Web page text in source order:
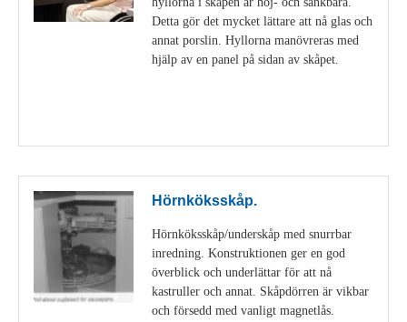
Detta gör det mycket lättare att nå glas och
annat porslin. Hyllorna manövreras med
hjälp av en panel på sidan av skåpet.
Hörnköksskåp.
Hörnköksskåp/underskåp med snurrbar
inredning. Konstruktionen ger en god
överblick och underlättar för att nå
kastruller och annat. Skåpdörren är vikbar
och försedd med vanligt magnetlås.